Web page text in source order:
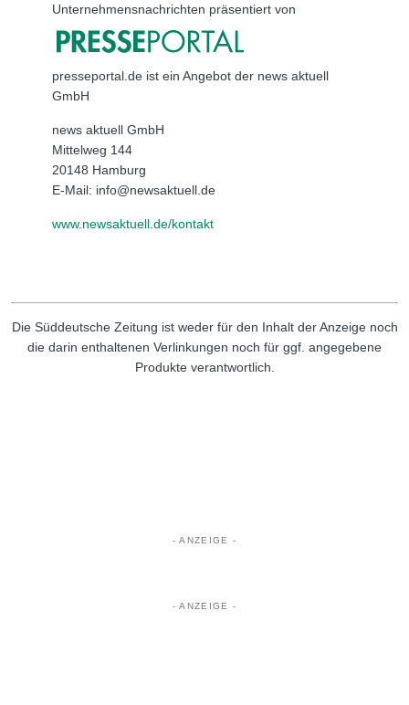
Unternehmensnachrichten präsentiert von
presseportal.de ist ein Angebot der news aktuell
GmbH
news aktuell GmbH
Mittelweg 144
20148 Hamburg
E-Mail: info@newsaktuell.de
www.newsaktuell.de/kontakt
Die Süddeutsche Zeitung ist weder für den Inhalt der Anzeige noch
die darin enthaltenen Verlinkungen noch für ggf. angegebene
Produkte verantwortlich.